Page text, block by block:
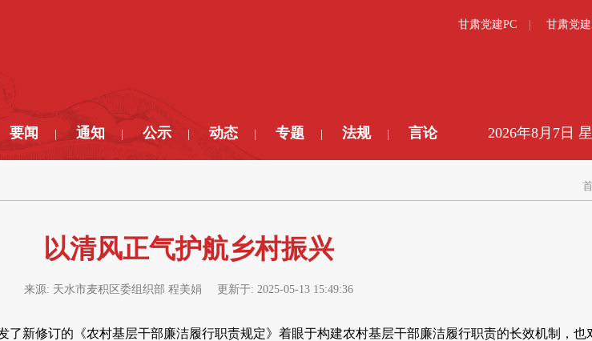
甘肃党建PC 甘肃党
要闻 通知 公示 动态 专题 法规 言论 2026年8月7日
以清风正气护航乡村振兴
来源: 天水市麦积区委组织部 程美娟 更新于: 2025-05-13 15:49:36
了新修订的《农村基层干部廉洁履行职责规定》着眼于构建农村基层干部廉洁履行职责的长效机制，也